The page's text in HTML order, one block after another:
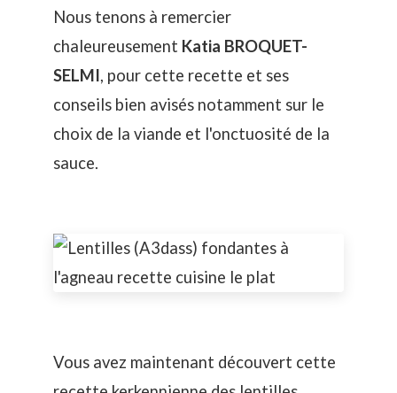
Nous tenons à remercier
chaleureusement Katia BROQUET-
SELMI, pour cette recette et ses
conseils bien avisés notamment sur le
choix de la viande et l'onctuosité de la
sauce.
Vous avez maintenant découvert cette